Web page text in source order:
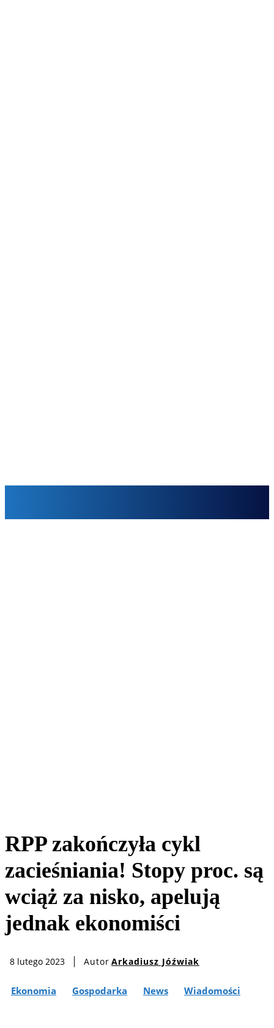
RPP zakończyła cykl
zacieśniania! Stopy proc. są
wciąż za nisko, apelują
jednak ekonomiści
8 lutego 2023 Autor Arkadiusz Jóźwiak
Ekonomia Gospodarka News Wiadomości